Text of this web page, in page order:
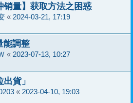
销量】获取方法之困惑
« 2024-03-21, 17:19
能調整
« 2023-07-13, 10:27
貨」
« 2023-04-10, 19:03